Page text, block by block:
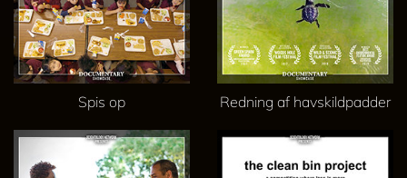
Spis op Redning af havskildpadder